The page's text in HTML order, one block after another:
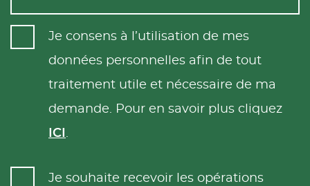
Je consens à l’utilisation de mes
données personnelles afin de tout
traitement utile et nécessaire de ma
demande. Pour en savoir plus cliquez
ICI .
Je souhaite recevoir les opérations